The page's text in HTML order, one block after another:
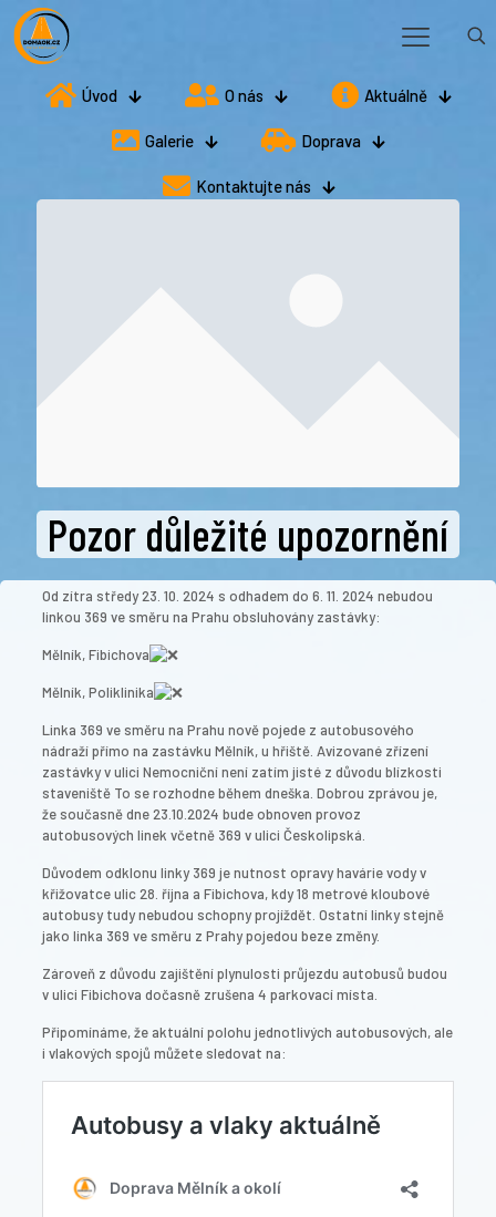
Úvod O nás Aktuálně
Galerie Doprava
Kontaktujte nás
Pozor důležité upozornění
Od zítra středy 23. 10. 2024 s odhadem do 6. 11. 2024 nebudou
linkou 369 ve směru na Prahu obsluhovány zastávky:
Mělník, Fibichova
Mělník, Poliklinika
Linka 369 ve směru na Prahu nově pojede z autobusového
nádraží přímo na zastávku Mělník, u hřiště. Avizované zřízení
zastávky v ulici Nemocniční není zatím jisté z důvodu blízkosti
staveniště To se rozhodne během dneška. Dobrou zprávou je,
že současně dne 23.10.2024 bude obnoven provoz
autobusových linek včetně 369 v ulici Českolipská.
Důvodem odklonu linky 369 je nutnost opravy havárie vody v
křižovatce ulic 28. října a Fibichova, kdy 18 metrové kloubové
autobusy tudy nebudou schopny projíždět. Ostatní linky stejně
jako linka 369 ve směru z Prahy pojedou beze změny.
Zároveň z důvodu zajištění plynulosti průjezdu autobusů budou
v ulici Fibichova dočasně zrušena 4 parkovací místa.
Připomínáme, že aktuální polohu jednotlivých autobusových, ale
i vlakových spojů můžete sledovat na: